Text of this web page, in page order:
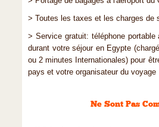
> Toutes les taxes et les charges de
> Service gratuit: téléphone portable
durant votre séjour en Egypte
ou 2 minutes Internationales) pour
pays et votre organisateur du voyage
Ne Sont Pas